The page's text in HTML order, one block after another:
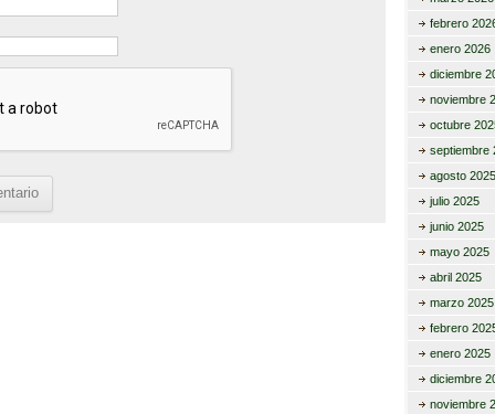
febrero
enero 2026
diciembre
noviembre
octubre
septiembre
agosto 2025
julio 2025
junio 2025
mayo 2025
abril 2025
marzo 2025
febrero
enero 2025
diciembre
noviembre